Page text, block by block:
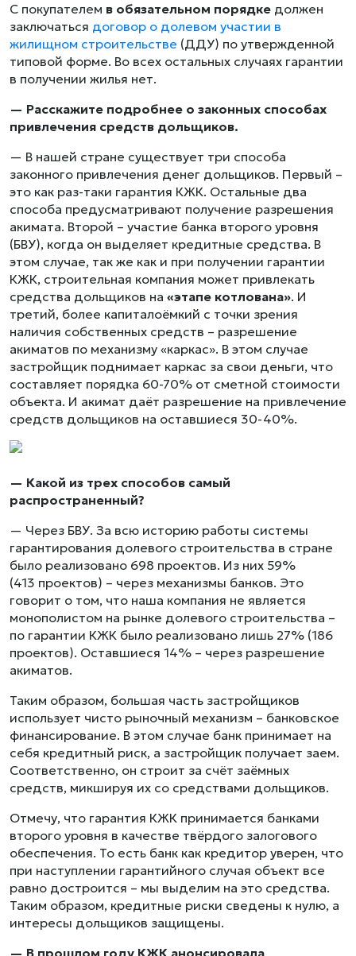
С покупателем в обязательном порядке должен
заключаться договор о долевом участии в
жилищном строительстве (ДДУ) по утвержденной
типовой форме. Во всех остальных случаях гарантии
в получении жилья нет.
— Расскажите подробнее о законных способах
привлечения средств дольщиков.
— В нашей стране существует три способа
законного привлечения денег дольщиков. Первый –
это как раз-таки гарантия КЖК. Остальные два
способа предусматривают получение разрешения
акимата. Второй – участие банка второго уровня
(БВУ), когда он выделяет кредитные средства. В
этом случае, так же как и при получении гарантии
КЖК, строительная компания может привлекать
средства дольщиков на «этапе котлована». И
третий, более капиталоёмкий с точки зрения
наличия собственных средств – разрешение
акиматов по механизму «каркас». В этом случае
застройщик поднимает каркас за свои деньги, что
составляет порядка 60-70% от сметной стоимости
объекта. И акимат даёт разрешение на привлечение
средств дольщиков на оставшиеся 30-40%.
— Какой из трех способов самый
распространенный?
— Через БВУ. За всю историю работы системы
гарантирования долевого строительства в стране
было реализовано 698 проектов. Из них 59%
(413 проектов) – через механизмы банков. Это
говорит о том, что наша компания не является
монополистом на рынке долевого строительства –
по гарантии КЖК было реализовано лишь 27% (186
проектов). Оставшиеся 14% – через разрешение
акиматов.
Таким образом, большая часть застройщиков
использует чисто рыночный механизм – банковское
финансирование. В этом случае банк принимает на
себя кредитный риск, а застройщик получает заем.
Соответственно, он строит за счёт заёмных
средств, микшируя их со средствами дольщиков.
Отмечу, что гарантия КЖК принимается банками
второго уровня в качестве твёрдого залогового
обеспечения. То есть банк как кредитор уверен, что
при наступлении гарантийного случая объект все
равно достроится – мы выделим на это средства.
Таким образом, кредитные риски сведены к нулю, а
интересы дольщиков защищены.